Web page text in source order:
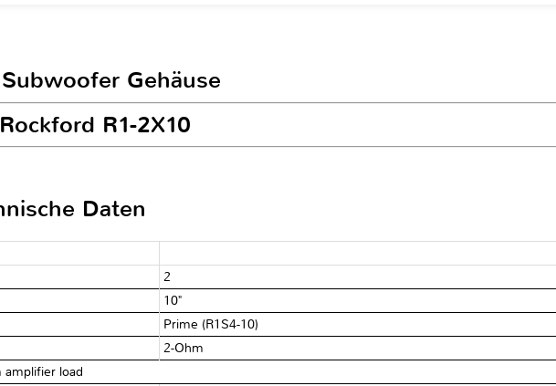
Gehäuse
R1-2X10
Daten
2
10"
Prime (R1S4-10)
2-Ohm
amplifier load